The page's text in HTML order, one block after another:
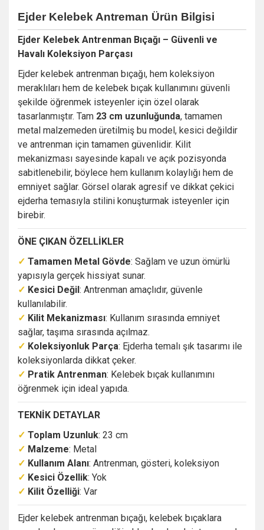
Ejder Kelebek Antreman Ürün Bilgisi
Ejder Kelebek Antrenman Bıçağı – Güvenli ve
Havalı Koleksiyon Parçası
Ejder kelebek antrenman bıçağı, hem koleksiyon
meraklıları hem de kelebek bıçak kullanımını güvenli
şekilde öğrenmek isteyenler için özel olarak
tasarlanmıştır. Tam 23 cm uzunluğunda, tamamen
metal malzemeden üretilmiş bu model, kesici değildir
ve antrenman için tamamen güvenlidir. Kilit
mekanizması sayesinde kapalı ve açık pozisyonda
sabitlenebilir, böylece hem kullanım kolaylığı hem de
emniyet sağlar. Görsel olarak agresif ve dikkat çekici
ejderha temasıyla stilini konuşturmak isteyenler için
birebir.
ÖNE ÇIKAN ÖZELLİKLER
✓ Tamamen Metal Gövde: Sağlam ve uzun ömürlü
yapısıyla gerçek hissiyat sunar.
✓ Kesici Değil: Antrenman amaçlıdır, güvenle
kullanılabilir.
✓ Kilit Mekanizması: Kullanım sırasında emniyet
sağlar, taşıma sırasında açılmaz.
✓ Koleksiyonluk Parça: Ejderha temalı şık tasarımı ile
koleksiyonlarda dikkat çeker.
✓ Pratik Antrenman: Kelebek bıçak kullanımını
öğrenmek için ideal yapıda.
TEKNİK DETAYLAR
✓ Toplam Uzunluk: 23 cm
✓ Malzeme: Metal
✓ Kullanım Alanı: Antrenman, gösteri, koleksiyon
✓ Kesici Özellik: Yok
✓ Kilit Özelliği: Var
Ejder kelebek antrenman bıçağı, kelebek bıçaklara